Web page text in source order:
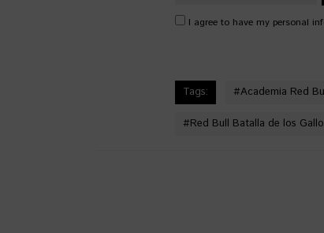
I agree to have my personal
Tags: #Academia Red
#Red Bull Batalla de los